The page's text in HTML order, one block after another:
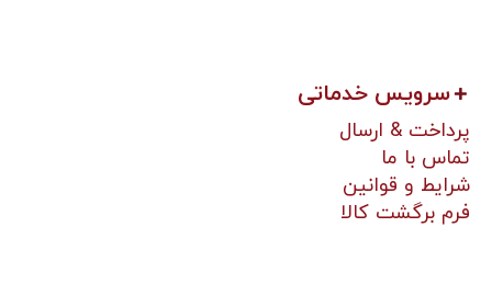
سرویس خدماتی
پرداخت & ارسال
تماس با ما
شرایط و قوانین
فرم برگشت کالا